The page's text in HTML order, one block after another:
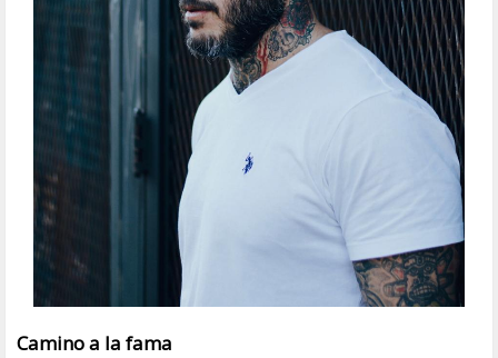
Camino a la fama